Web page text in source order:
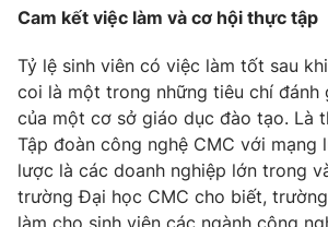
Cam kết việc làm và cơ hội thực tập
Tỷ lệ sinh viên có việc làm tốt sau
coi là một trong những tiêu chí đánh
của một cơ sở giáo dục đào tạo. Là
Tập đoàn công nghệ CMC với mạng
lược là các doanh nghiệp lớn trong
trường Đại học CMC cho biết,